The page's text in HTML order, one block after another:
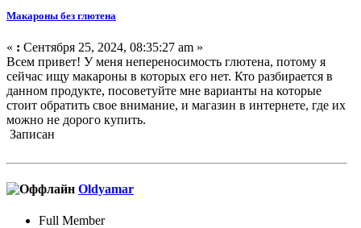
Макароны без глютена
« : Сентября 25, 2024, 08:35:27 am »
Всем привет! У меня непереносимость глютена, потому я
сейчас ищу макароны в которых его нет. Кто разбирается в
данном продукте, посоветуйте мне варианты на которые
стоит обратить свое внимание, и магазин в интернете, где их
можно не дорого купить.
Записан
Oldyamar
Full Member